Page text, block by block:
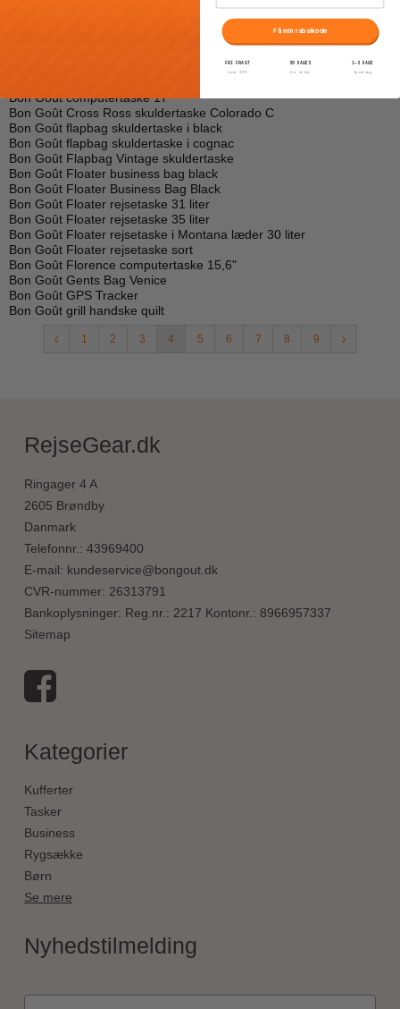
Bon Goût computertaske 17"
Bon Goût Cross Ross skuldertaske Colorado C
Bon Goût flapbag skuldertaske i black
Bon Goût flapbag skuldertaske i cognac
Bon Goût Flapbag Vintage skuldertaske
Bon Goût Floater business bag black
Bon Goût Floater Business Bag Black
Bon Goût Floater rejsetaske 31 liter
Bon Goût Floater rejsetaske 35 liter
Bon Goût Floater rejsetaske i Montana læder 30 liter
Bon Goût Floater rejsetaske sort
Bon Goût Florence computertaske 15,6"
Bon Goût Gents Bag Venice
Bon Goût GPS Tracker
Bon Goût grill handske quilt
1 2 3 4 5 6 7 8 9
RejseGear.dk
Ringager 4 A
2605 Brøndby
Danmark
Telefonnr. : 43969400
E-mail: kundeservice@bongout.dk
CVR-nummer: 26313791
Bankoplysninger: Reg.nr.: 2217 Kontonr.: 8966957337
Sitemap
Kategorier
Kufferter
Tasker
Business
Rygsække
Børn
Se mere
Nyhedstilmelding
Fornavn
Få min rabatkode
FRI FRAGT
over 399
30 DAGES
fri retur
1–3 DAGE
levering